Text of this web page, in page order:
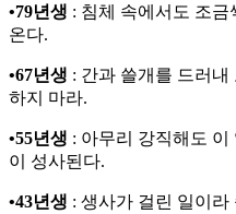
•79년생 : 침체 속에서도 조
온다.
•67년생 : 간과 쓸개를 드러
하지 마라.
•55년생 : 아무리 강직해도
이 성사된다.
•43년생 : 생사가 걸린 일이라